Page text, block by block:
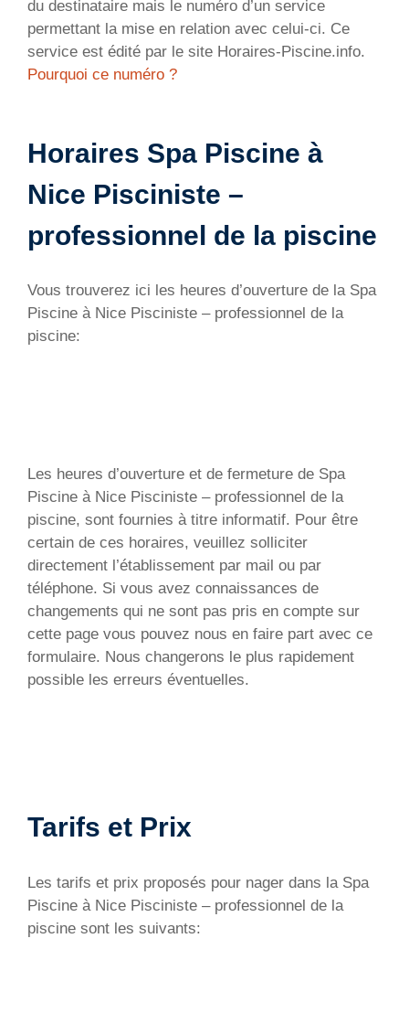
du destinataire mais le numéro d’un service
permettant la mise en relation avec celui-ci. Ce
service est édité par le site Horaires-Piscine.info.
Pourquoi ce numéro ?
Horaires Spa Piscine à
Nice Pisciniste –
professionnel de la piscine
Vous trouverez ici les heures d’ouverture de la Spa
Piscine à Nice Pisciniste – professionnel de la
piscine:
Les heures d’ouverture et de fermeture de Spa
Piscine à Nice Pisciniste – professionnel de la
piscine, sont fournies à titre informatif. Pour être
certain de ces horaires, veuillez solliciter
directement l’établissement par mail ou par
téléphone. Si vous avez connaissances de
changements qui ne sont pas pris en compte sur
cette page vous pouvez nous en faire part avec ce
formulaire. Nous changerons le plus rapidement
possible les erreurs éventuelles.
Tarifs et Prix
Les tarifs et prix proposés pour nager dans la Spa
Piscine à Nice Pisciniste – professionnel de la
piscine sont les suivants: